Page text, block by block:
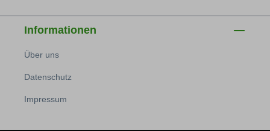
Informationen
Über uns
Datenschutz
Impressum